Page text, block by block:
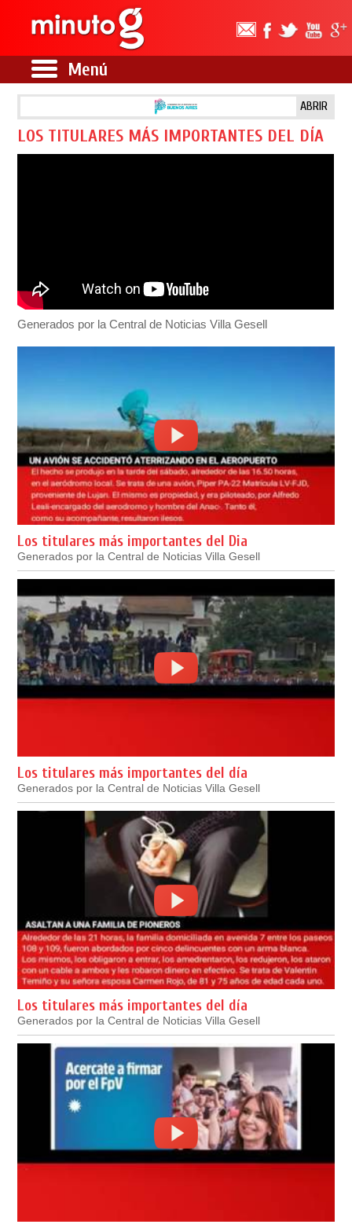
Menú
ABRIR
LOS TITULARES MÁS IMPORTANTES DEL DÍA
Generados por la Central de Noticias Villa Gesell
Los titulares más importantes del Dia
Generados por la Central de Noticias Villa Gesell
Los titulares más importantes del día
Generados por la Central de Noticias Villa Gesell
Los titulares más importantes del día
Generados por la Central de Noticias Villa Gesell